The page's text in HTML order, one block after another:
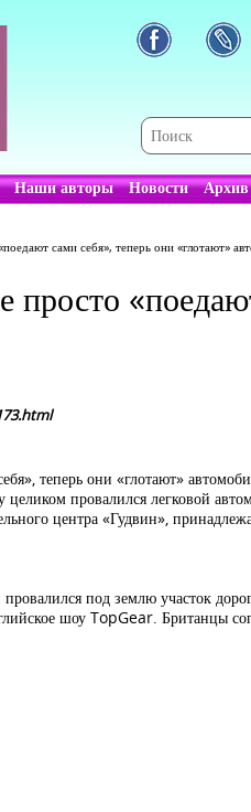
Наши авторы Новости Архив
сами себя», теперь они «глотают»
провалился легковой
центра «Гудвин»,
под землю участок
шоу TopGear. Британцы